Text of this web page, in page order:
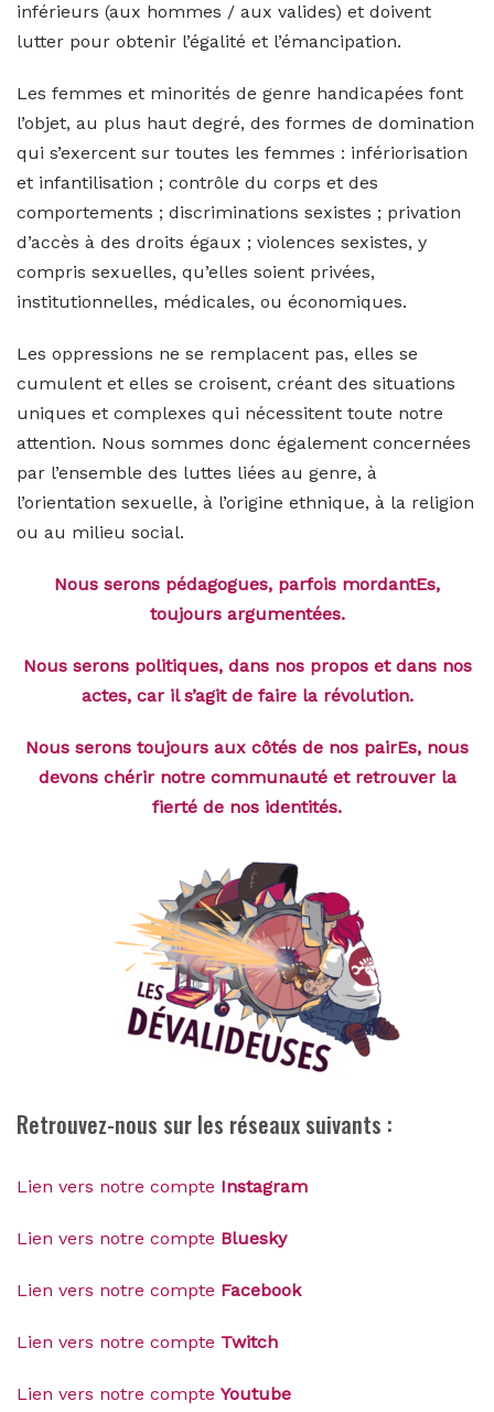
inférieurs (aux hommes / aux valides) et doivent
lutter pour obtenir l’égalité et l’émancipation.
Les femmes et minorités de genre handicapées font
l’objet, au plus haut degré, des formes de domination
qui s’exercent sur toutes les femmes : infériorisation
et infantilisation ; contrôle du corps et des
comportements ; discriminations sexistes ; privation
d’accès à des droits égaux ; violences sexistes, y
compris sexuelles, qu’elles soient privées,
institutionnelles, médicales, ou économiques.
Les oppressions ne se remplacent pas, elles se
cumulent et elles se croisent, créant des situations
uniques et complexes qui nécessitent toute notre
attention. Nous sommes donc également concernées
par l’ensemble des luttes liées au genre, à
l’orientation sexuelle, à l’origine ethnique, à la religion
ou au milieu social.
Nous serons pédagogues, parfois mordantEs,
toujours argumentées.
Nous serons politiques, dans nos propos et dans nos
actes, car il s’agit de faire la révolution.
Nous serons toujours aux côtés de nos pairEs, nous
devons chérir notre communauté et retrouver la
fierté de nos identités.
Retrouvez-nous sur les réseaux suivants :
Lien vers notre compte Instagram
Lien vers notre compte Bluesky
Lien vers notre compte Facebook
Lien vers notre compte Twitch
Lien vers notre compte Youtube